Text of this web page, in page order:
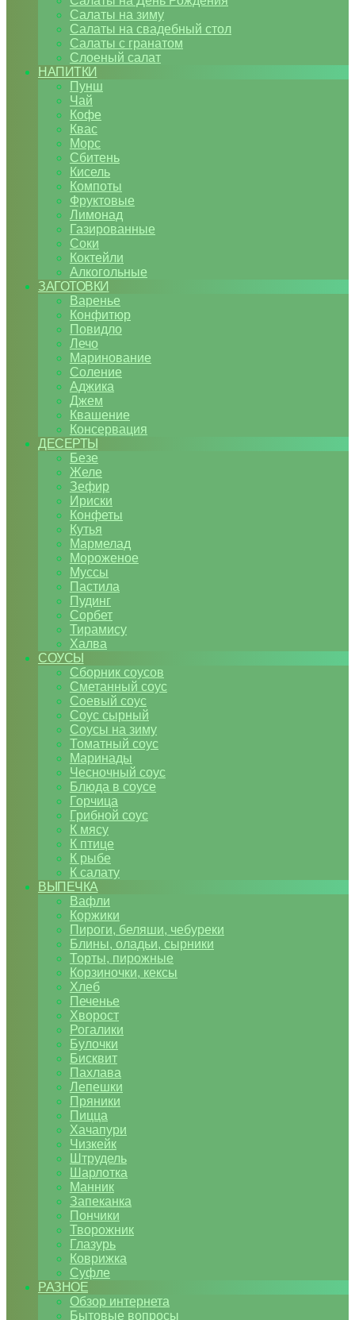
Салаты на зиму
Салаты на свадебный стол
Салаты с гранатом
Слоеный салат
НАПИТКИ
Пунш
Чай
Кофе
Квас
Морс
Сбитень
Кисель
Компоты
Фруктовые
Лимонад
Газированные
Соки
Коктейли
Алкогольные
ЗАГОТОВКИ
Варенье
Конфитюр
Повидло
Лечо
Маринование
Соление
Аджика
Джем
Квашение
Консервация
ДЕСЕРТЫ
Безе
Желе
Зефир
Ириски
Конфеты
Кутья
Мармелад
Мороженое
Муссы
Пастила
Пудинг
Сорбет
Тирамису
Халва
СОУСЫ
Сборник соусов
Сметанный соус
Соевый соус
Соус сырный
Соусы на зиму
Томатный соус
Маринады
Чесночный соус
Блюда в соусе
Горчица
Грибной соус
К мясу
К птице
К рыбе
К салату
ВЫПЕЧКА
Вафли
Коржики
Пироги, беляши, чебуреки
Блины, оладьи, сырники
Торты, пирожные
Корзиночки, кексы
Хлеб
Печенье
Хворост
Рогалики
Булочки
Бисквит
Пахлава
Лепешки
Пряники
Пицца
Хачапури
Чизкейк
Штрудель
Шарлотка
Манник
Запеканка
Пончики
Творожник
Глазурь
Коврижка
Суфле
РАЗНОЕ
Обзор интернета
Бытовые вопросы